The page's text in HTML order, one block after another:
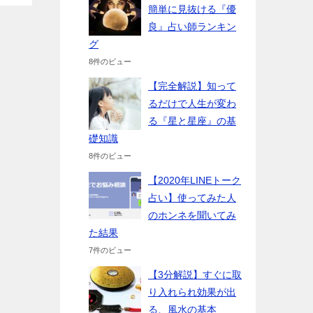
簡単に見抜ける『優
良』占い師ランキン
グ
8件のビュー
【完全解説】知って
るだけで人生が変わ
る『星と星座』の基
礎知識
8件のビュー
【2020年LINEトーク
占い】使ってみた人
のホンネを聞いてみ
た結果
7件のビュー
【3分解説】すぐに取
り入れられ効果が出
る、風水の基本